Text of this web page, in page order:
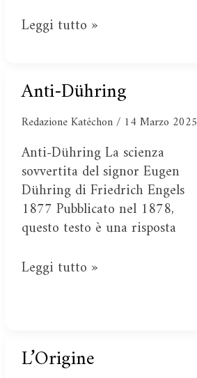
Leggi tutto »
Anti-Dühring
Redazione Katéchon/ 14 Marzo 2025
Anti-Dühring La scienza
sovvertita del signor Eugen
Dühring di Friedrich Engels
1877 Pubblicato nel 1878,
questo testo è una risposta
Anti-
Leggi tutto »
L’Origine
L’Origine